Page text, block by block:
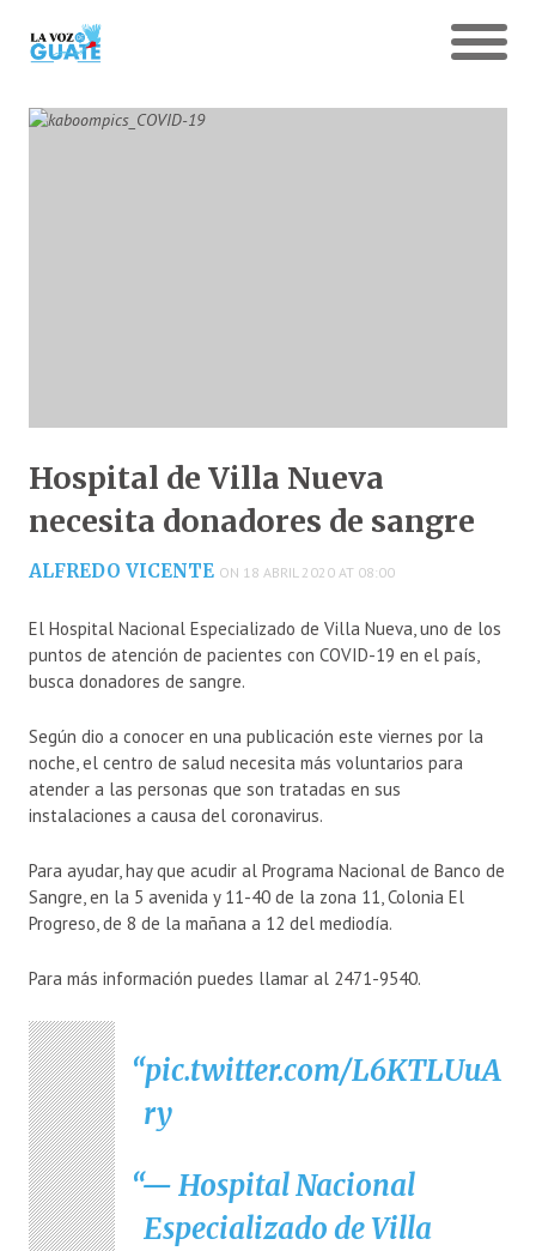
Hospital de Villa Nueva
necesita donadores de sangre
ALFREDO VICENTE ON 18 ABRIL 2020 AT 08:00
El Hospital Nacional Especializado de Villa Nueva, uno de los
puntos de atención de pacientes con COVID-19 en el país,
busca donadores de sangre.
Según dio a conocer en una publicación este viernes por la
noche, el centro de salud necesita más voluntarios para
atender a las personas que son tratadas en sus
instalaciones a causa del coronavirus.
Para ayudar, hay que acudir al Programa Nacional de Banco de
Sangre, en la 5 avenida y 11-40 de la zona 11, Colonia El
Progreso, de 8 de la mañana a 12 del mediodía.
Para más información puedes llamar al 2471-9540.
pic.twitter.com/L6KTLUuA
ry
— Hospital Nacional
Especializado de Villa